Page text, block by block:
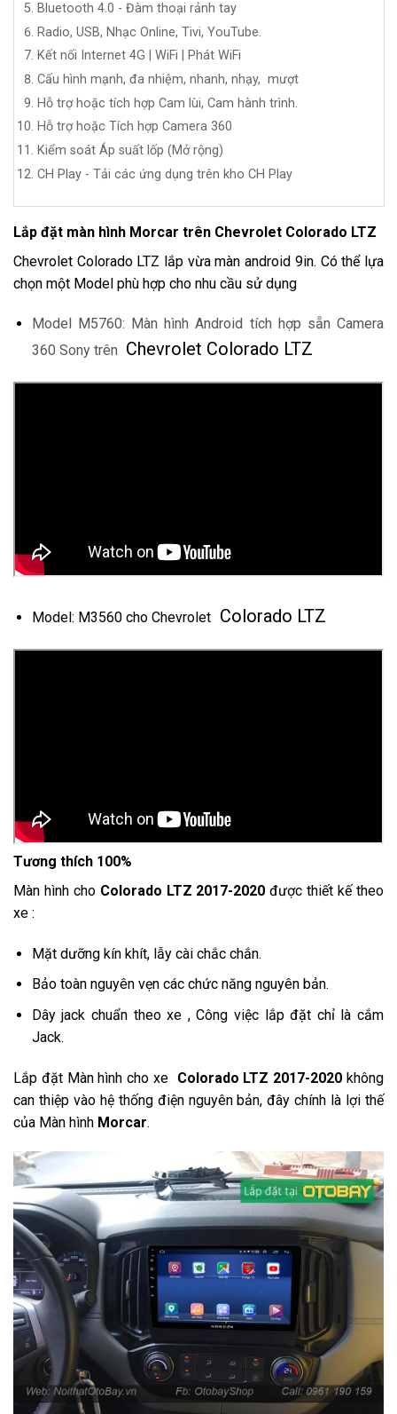
Bluetooth 4.0 - Đàm thoại rảnh tay
Radio, USB, Nhạc Online, Tivi, YouTube.
Kết nối Internet 4G | WiFi | Phát WiFi
Cấu hình mạnh, đa nhiệm, nhanh, nhạy, mượt
Hỗ trợ hoặc tích hợp Cam lùi, Cam hành trình.
Hỗ trợ hoặc Tích hợp Camera 360
Kiểm soát Áp suất lốp (Mở rộng)
CH Play - Tải các ứng dụng trên kho CH Play
Lắp đặt màn hình Morcar trên Chevrolet Colorado LTZ
Chevrolet Colorado LTZ lắp vừa màn android 9in. Có thể lựa
chọn một Model phù hợp cho nhu cầu sử dụng
Model M5760: Màn hình Android tích hợp sẵn Camera
360 Sony trên Chevrolet Colorado LTZ
Model: M3560 cho Chevrolet Colorado LTZ
Tương thích 100%
Màn hình cho Colorado LTZ 2017-2020 được thiết kế theo
xe :
Mặt dưỡng kín khít, lẫy cài chắc chắn.
Bảo toàn nguyên vẹn các chức năng nguyên bản.
Dây jack chuẩn theo xe , Công việc lắp đặt chỉ là cắm
Jack.
Lắp đặt Màn hình cho xe Colorado LTZ 2017-2020không
can thiệp vào hệ thống điện nguyên bản, đây chính là lợi thế
của Màn hình Morcar.